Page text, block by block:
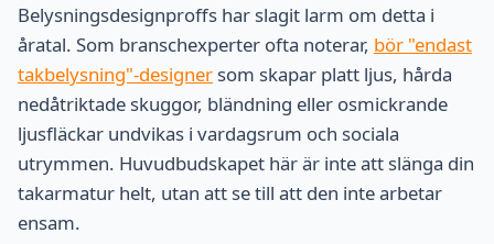
Belysningsdesignproffs har slagit larm om detta i
åratal. Som branschexperter ofta noterar, bör "endast
takbelysning"-designer som skapar platt ljus, hårda
nedåtriktade skuggor, bländning eller osmickrande
ljusfläckar undvikas i vardagsrum och sociala
utrymmen. Huvudbudskapet här är inte att slänga din
takarmatur helt, utan att se till att den inte arbetar
ensam.